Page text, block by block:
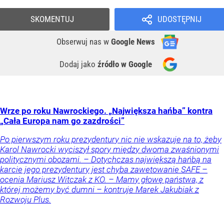
UDOSTĘPNIJ
Obserwuj nas w Google News
Dodaj jako źródło w Google
SKOMENTUJ
Wrze po roku Nawrockiego. „Największa hańba” kontra
„Cała Europa nam go zazdrości”
Po pierwszym roku prezydentury nic nie wskazuje na to, żeby
Karol Nawrocki wyciszył spory między dwoma zwaśnionymi
politycznymi obozami. – Dotychczas największą hańbą na
karcie jego prezydentury jest chyba zawetowanie SAFE –
ocenia Mariusz Witczak z KO. – Mamy głowę państwa, z
której możemy być dumni – kontruje Marek Jakubiak z
Rozwoju Plus.